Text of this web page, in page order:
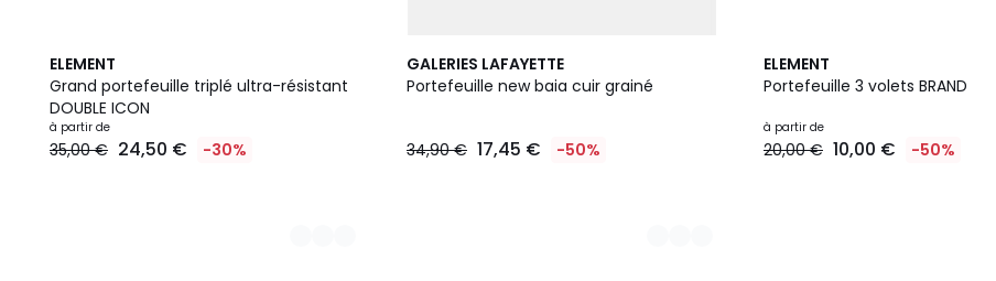
ELEMENT
Grand portefeuille triplé ultra-résistant
DOUBLE ICON
à partir de
35,00 € 24,50 € -30%
2
Couleurs
GALERIES LAFAYETTE
Portefeuille new baia cuir grainé
34,90 € 17,45 € -50%
2
Couleurs
ELEMENT
Portefeuille 3 volets BRAND
à partir de
20,00 € 10,00 € -50%
5
Couleurs